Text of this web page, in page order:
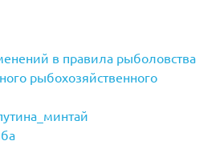
в правила рыболовства
рыбохозяйственного